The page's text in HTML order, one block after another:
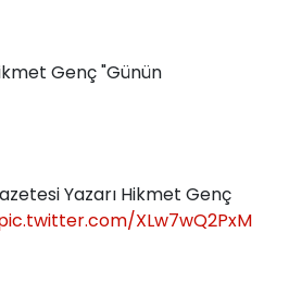
Genç "Günün
Yazarı Hikmet Genç
XLw7wQ2PxM